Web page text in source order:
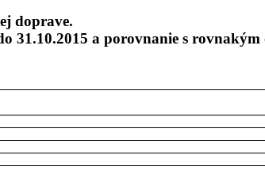
doprave.
31.10.2015 a porovnanie s